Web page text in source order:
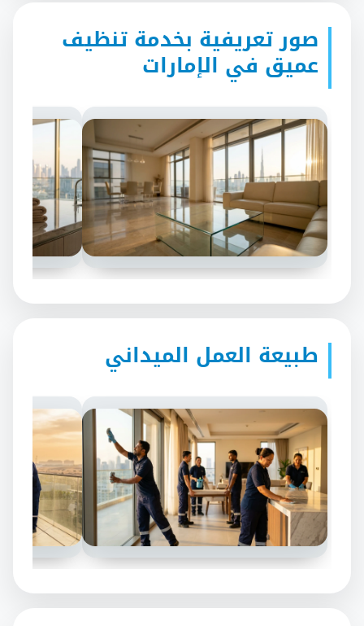
صور تعريفية بخدمة تنظيف
عميق في الإمارات
طبيعة العمل الميداني